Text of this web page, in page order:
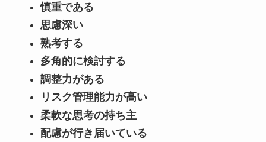
慎重である
思慮深い
熟考する
多角的に検討する
調整力がある
リスク管理能力が高い
柔軟な思考の持ち主
配慮が行き届いている